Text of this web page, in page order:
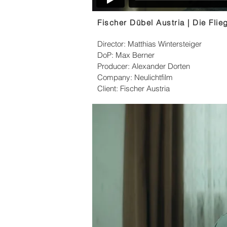
Fischer Dübel Austria | Die
Director: Matthias Wintersteiger
DoP: Max Berner
Producer: Alexander Dorten
Company: Neulichtfilm
Client: Fischer Austria